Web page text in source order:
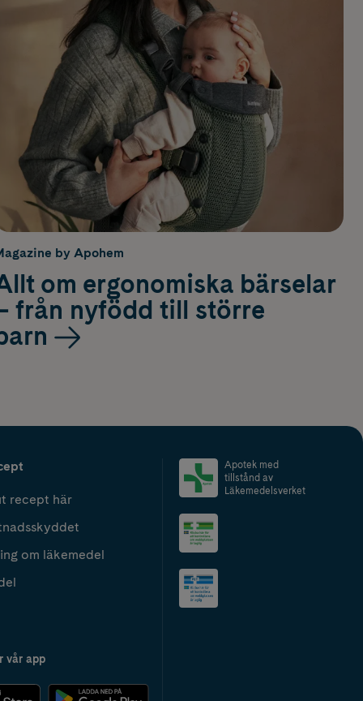
by Apohem
om ergonomiska bärselar
från nyfödd till större
recept här
om läkemedel
vår app
Apotek med
tillstånd av
Läkemedelsverket